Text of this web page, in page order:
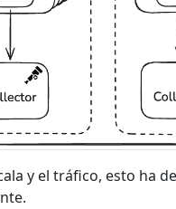
y el tráfico, esto ha